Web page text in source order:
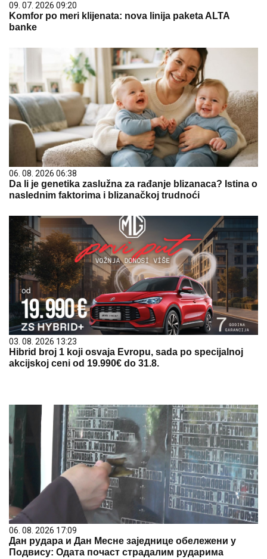
09. 07. 2026 09:20
Komfor po meri klijenata: nova linija paketa ALTA
banke
06. 08. 2026 06:38
Da li je genetika zaslužna za rađanje blizanaca? Istina o
naslednim faktorima i blizanačkoj trudnoći
03. 08. 2026 13:23
Hibrid broj 1 koji osvaja Evropu, sada po specijalnoj
akcijskoj ceni od 19.990€ do 31.8.
06. 08. 2026 17:09
Дан рудара и Дан Месне заједнице обележени у
Подвису: Одата почаст страдалим рударима